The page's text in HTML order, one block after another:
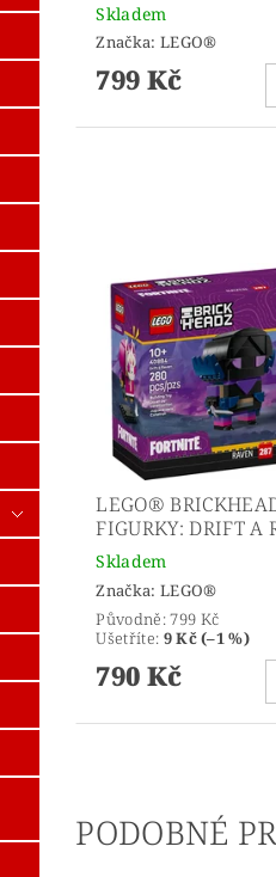
Skladem
Značka: LEGO®
799 Kč
LEGO®
FIGURKY: DRIFT A
Skladem
Značka: LEGO®
Původně:799 Kč
Ušetříte: 9 Kč (–1 %)
790 Kč
PODOBNÉ